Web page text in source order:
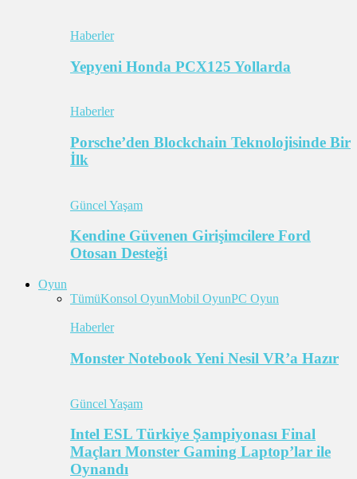
Haberler
Yepyeni Honda PCX125 Yollarda
Haberler
Porsche’den Blockchain Teknolojisinde Bir
İlk
Güncel Yaşam
Kendine Güvenen Girişimcilere Ford
Otosan Desteği
Oyun
TümüKonsol OyunMobil OyunPC Oyun
Haberler
Monster Notebook Yeni Nesil VR’a Hazır
Güncel Yaşam
Intel ESL Türkiye Şampiyonası Final
Maçları Monster Gaming Laptop’lar ile
Oynandı